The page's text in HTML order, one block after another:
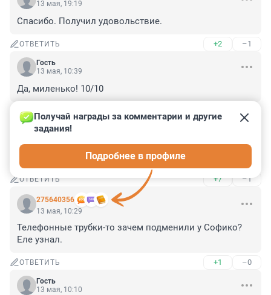
13 мая, 19:19
Спасибо. Получил удовольствие.
ОТВЕТИТЬ +2 –1
Гость
13 мая, 10:39
Да, миленько! 10/10
ОТВЕТИТЬ –1
Гость
Отличный тест, весёлый!!) 10/10
ОТВЕТИТЬ +7 –1
275640356
Получай награды за комментарии и другие
задания!
Подробнее в профиле
13 мая, 10:29
Телефонные трубки-то зачем подменили у Софико?
Еле узнал.
ОТВЕТИТЬ +1 –0
Гость
13 мая, 10:10